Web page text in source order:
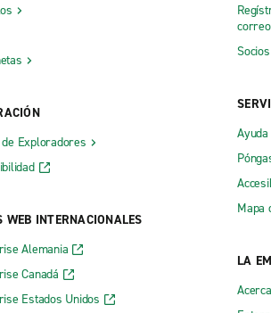
Exploradores
WEB INTERNACIONALES
Alemania
Canadá
Estados Unidos
Mapa
LA